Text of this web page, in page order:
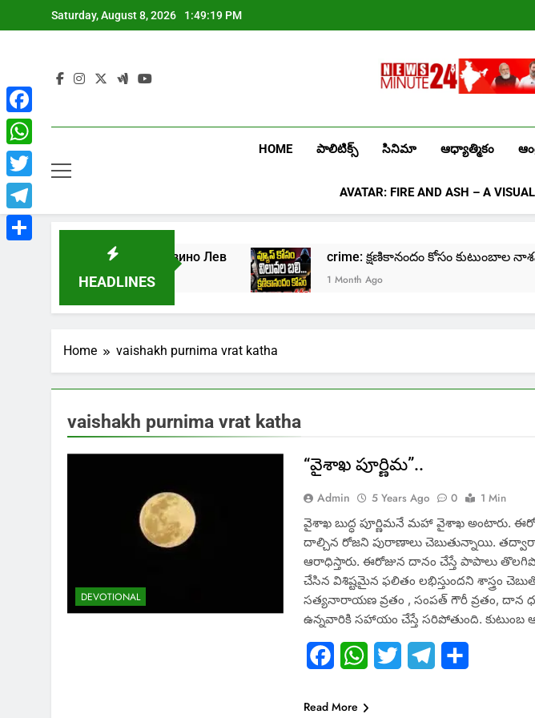
to
Saturday, August 8, 2026 1:49:19 PM
HOME పాలిటిక్స్ సినిమా ఆధ్యాత్మికం
AVATAR: FIRE AND ASH – A
HEADLINES
Играть в онлайн казино Лев
1 Week Ago
crime: క్షణికానందం కోసం కుటుంబాల నాశనం!
1 Month Ago
Home vaishakh purnima vrat katha
vaishakh purnima vrat katha
DEVOTIONAL
“వైశాఖ పూర్ణిమ”..
Admin 5 Years Ago 0
1 Min
వైశాఖ బుద్ధ పూర్ణిమనే మహా వైశాఖ అంటారు.
దాల్చిన రోజని పురాణాలు చెబుతున్నాయి. తద్వారా
ఆరాధిస్తారు. ఈరోజున దానం చేస్తే పాపాలు
చేసిన విశిష్టమైన ఫలితం లభిస్తుందని శాస్త్రం
సత్యనారాయణ వ్రతం , సంపత్ గౌరీ వ్రతం, దాన
ఉన్నవారికి సహాయం చేస్తే సరిపోతుంది. కుటుంబ
FacebookWhatsApp
Twitter Telegram
Read More
Facebook
WhatsApp
Twitter
Telegram